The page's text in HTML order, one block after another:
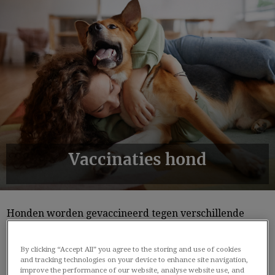
Vaccinaties hond
Honden worden gevaccineerd tegen verschillende
De basisvaccinaties beschermen tegen:
By clicking “Accept All” you agree to the storing and use of cookies
and tracking technologies on your device to enhance site navigation,
improve the performance of our website, analyse website use, and